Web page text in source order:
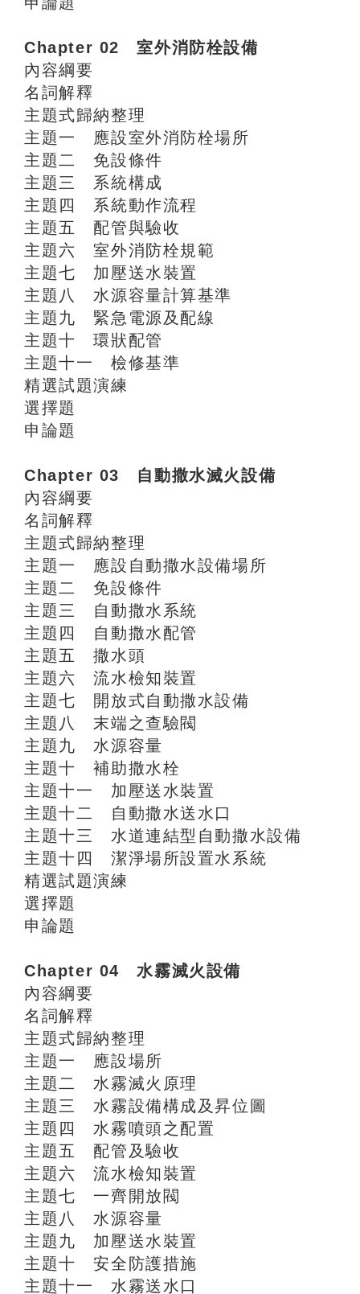
Chapter 02 室外消防栓設備
內容綱要
名詞解釋
主題式歸納整理
主題一 應設室外消防栓場所
主題二 免設條件
主題三 系統構成
主題四 系統動作流程
主題五 配管與驗收
主題六 室外消防栓規範
主題七 加壓送水裝置
主題八 水源容量計算基準
主題九 緊急電源及配線
主題十 環狀配管
主題十一 檢修基準
精選試題演練
選擇題
申論題
Chapter 03 自動撒水滅火設備
內容綱要
名詞解釋
主題式歸納整理
主題一 應設自動撒水設備場所
主題二 免設條件
主題三 自動撒水系統
主題四 自動撒水配管
主題五 撒水頭
主題六 流水檢知裝置
主題七 開放式自動撒水設備
主題八 末端之查驗閥
主題九 水源容量
主題十 補助撒水栓
主題十一 加壓送水裝置
主題十二 自動撒水送水口
主題十三 水道連結型自動撒水設備
主題十四 潔淨場所設置水系統
精選試題演練
選擇題
申論題
Chapter 04 水霧滅火設備
內容綱要
名詞解釋
主題式歸納整理
主題一 應設場所
主題二 水霧滅火原理
主題三 水霧設備構成及昇位圖
主題四 水霧噴頭之配置
主題五 配管及驗收
主題六 流水檢知裝置
主題七 一齊開放閥
主題八 水源容量
主題九 加壓送水裝置
主題十 安全防護措施
主題十一 水霧送水口